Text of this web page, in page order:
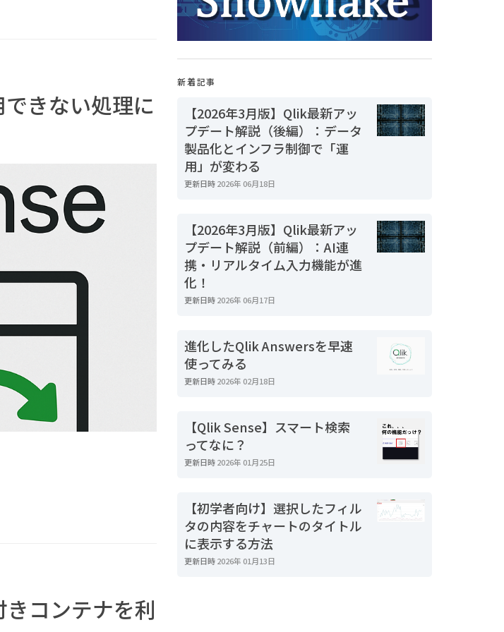
きない処理に
コンテナを利
新着記事
【2026年3月版】Qlik最新アッ
プデート解説（後編）：データ
製品化とインフラ制御で「運
用」が変わる
更新日時2026年 06月18日
【2026年3月版】Qlik最新アッ
プデート解説（前編）：AI連
携・リアルタイム入力機能が進
化！
更新日時2026年 06月17日
進化したQlik Answersを早速
使ってみる
更新日時2026年 02月18日
【Qlik Sense】スマート検索
ってなに？
更新日時2026年 01月25日
【初学者向け】選択したフィル
タの内容をチャートのタイトル
に表示する方法
更新日時2026年 01月13日